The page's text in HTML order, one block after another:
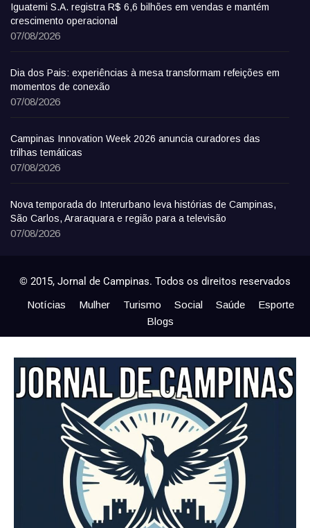
Iguatemi S.A. registra R$ 6,6 bilhões em vendas e mantém
crescimento operacional
07/08/2026
Dia dos Pais: experiências à mesa transformam refeições em
momentos de conexão
07/08/2026
Campinas Innovation Week 2026 anuncia curadores das
trilhas temáticas
07/08/2026
Nova temporada do Interurbano leva histórias de Campinas,
São Carlos, Araraquara e região para a televisão
07/08/2026
© 2015, Jornal de Campinas. Todos os direitos reservados
Notícias Mulher Turismo Social Saúde
Esporte
Blogs